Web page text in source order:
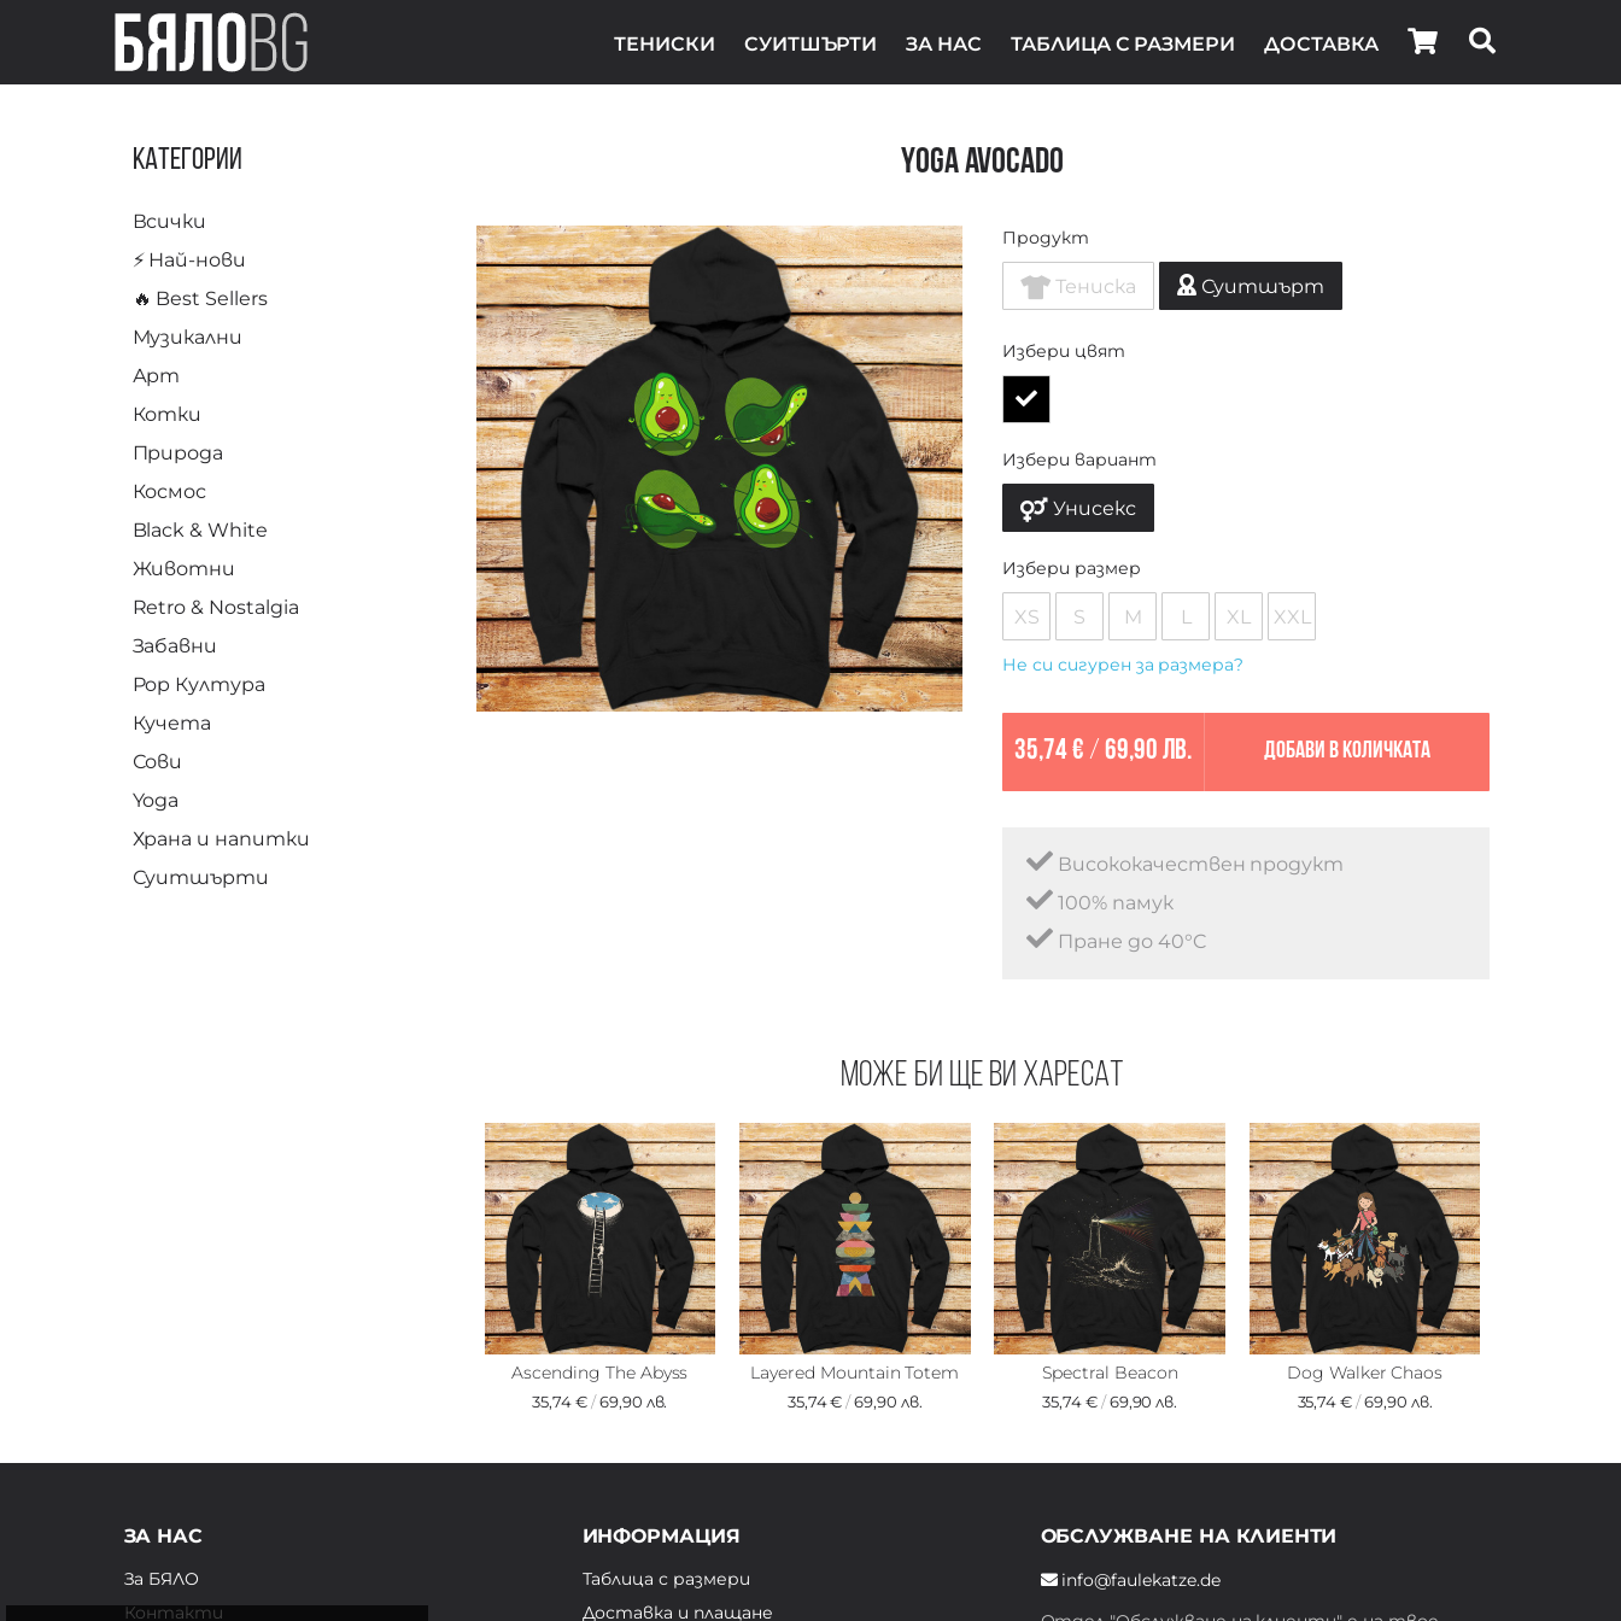
ТЕНИСКИ СУИТШЪРТИ ЗА НАС ТАБЛИЦА С РАЗМЕРИ ДОСТАВКА
Категории
Всички
⚡️ Най-нови
🔥 Best Sellers
Музикални
Арт
Котки
Природа
Космос
Black & White
Животни
Retro & Nostalgia
Забавни
Pop Култура
Кучета
Сови
Yoga
Храна и напитки
Суитшърти
Yoga Avocado
Продукт
Тениска Суитшърт
Избери цвят
Избери вариант
Унисекс
Избери размер
XS S M L XL XXL
Не си сигурен за размера?
35,74 € / 69,90 лв. Добави в количката
Висококачествен продукт
100% памук
Пране до 40°C
Може би ще ви харесат
Ascending The Abyss
35,74 €/69,90 лв.
Layered Mountain Totem
35,74 €/69,90 лв.
Spectral Beacon
35,74 €/69,90 лв.
Dog Walker Chaos
35,74 €/69,90 лв.
ЗА НАС
За БЯЛО
Контакти
ИНФОРМАЦИЯ
Таблица с размери
Доставка и плащане
ОБСЛУЖВАНЕ НА КЛИЕНТИ
info@faulekatze.de